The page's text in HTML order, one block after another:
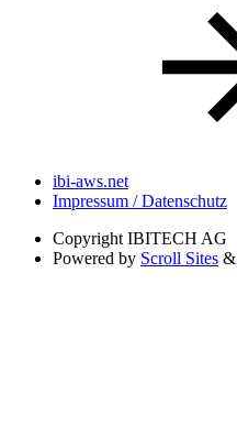
ibi-aws.net
Impressum / Datenschutz
Copyright IBITECH AG
Powered by Scroll Sites &